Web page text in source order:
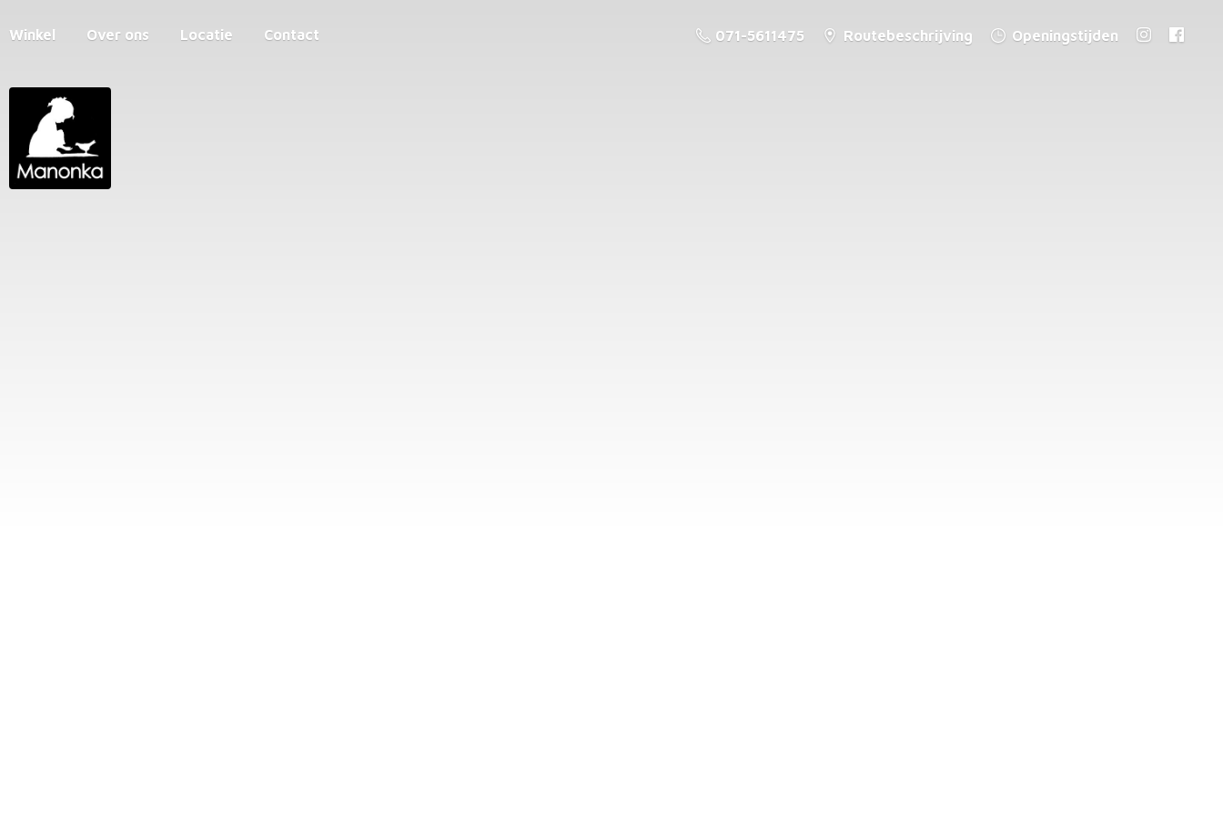
Winkel Over ons Locatie Contact 071-5611475 Routebeschrijving Openingstijden